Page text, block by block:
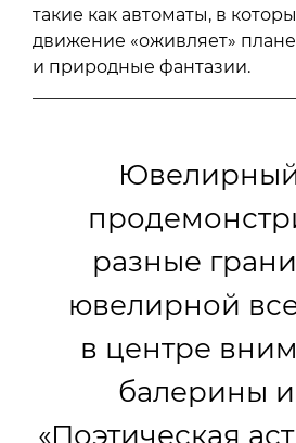
такие как автоматы, в
движение «оживляет»
и природные фантазии.
разные
ювелирной
в центре
балерины
«Поэтическая